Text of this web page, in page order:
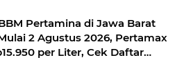
Pertamina di Jawa Barat
2 Agustus 2026, Pertamax
per Liter, Cek Daftar